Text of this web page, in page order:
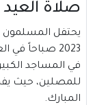
صلاة العيد
يحتفل المسلمون
2023 صباحاً
في المساجد
للمصلين، حيث
المبارك.